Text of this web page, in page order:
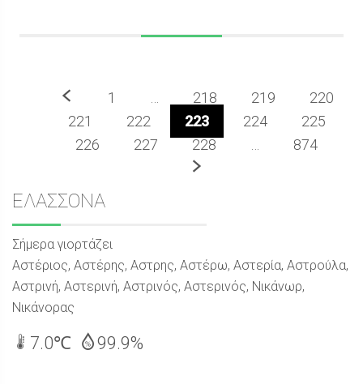
Προηγούμενο
1 218 219
220
221
222 223 224
225
226
227 228
874
Επόμενο
Sidebar
ΕΛΑΣΣΟΝΑ
Σήμερα γιορτάζει
Αστέριος, Αστέρης, Αστρης, Αστέρω, Αστερία, Αστρούλα,
Αστρινή, Αστερινή, Αστρινός, Αστερινός, Νικάνωρ,
Νικάνορας
7.0℃ 99.9%